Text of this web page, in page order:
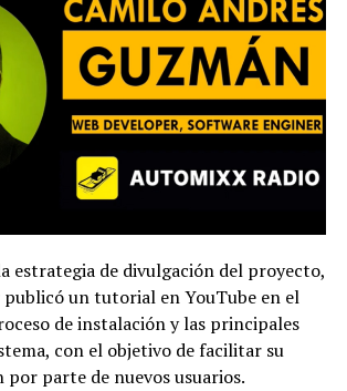
estrategia de divulgación del proyecto,
un tutorial en YouTube en el
de instalación y las principales
con el objetivo de facilitar su
parte de nuevos usuarios.